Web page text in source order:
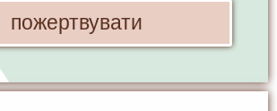
пожертвувати